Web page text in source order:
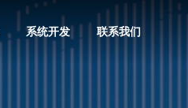
系统开发 联系我们